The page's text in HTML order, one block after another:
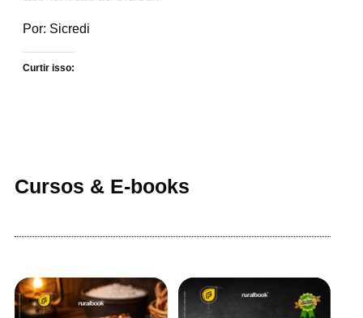
Por: Sicredi
Curtir isso:
Cursos & E-books